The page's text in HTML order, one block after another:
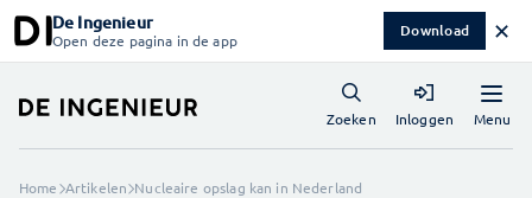
De Ingenieur
Open deze pagina in de app Download ✕
Menu
Zoeken Inloggen
Home Artikelen Nucleaire opslag kan in Nederland